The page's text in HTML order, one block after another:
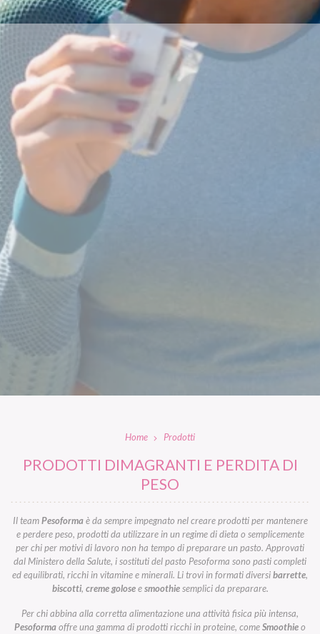
Home Prodotti
PRODOTTI DIMAGRANTI E PERDITA DI
PESO
Il teamPesoformaè da sempre impegnato nel creare prodotti per mantenere
e perdere peso, prodotti da utilizzare in un regime di dieta o semplicemente
per chi per motivi di lavoro non ha tempo di preparare un pasto. Approvati
dal Ministero della Salute, i sostituti del pasto Pesoforma sono pasti completi
ed equilibrati, ricchi in vitamine e minerali. Li trovi in formati diversibarrette,
biscotti, creme goloseesmoothiesemplici da preparare.
Per chi abbina alla corretta alimentazione una attività fisica più intensa,
Pesoformaoffre una gamma di prodotti ricchi in proteine, comeSmoothieo